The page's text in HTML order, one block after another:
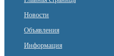
Новости
Объявления
Информация